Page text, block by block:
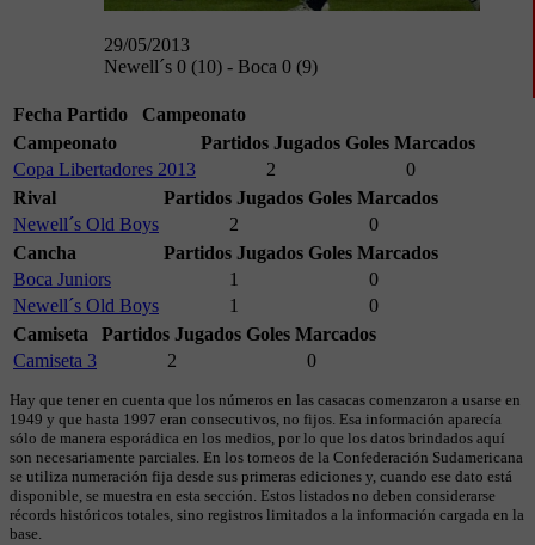
29/05/2013
Newell´s 0 (10) - Boca 0 (9)
Fecha Partido
Campeonato
Campeonato
Partidos Jugados Goles Marcados
Copa Libertadores 2013
2
0
Rival
Partidos Jugados Goles Marcados
Newell´s Old Boys
2
0
Cancha
Partidos Jugados Goles Marcados
Boca Juniors
1
0
Newell´s Old Boys
1
0
Camiseta
Partidos Jugados Goles Marcados
Camiseta 3
2 0
Hay que tener en cuenta que los números en las casacas comenzaron a usarse en
1949 y que hasta 1997 eran consecutivos, no fijos. Esa información aparecía
sólo de manera esporádica en los medios, por lo que los datos brindados aquí
son necesariamente parciales. En los torneos de la Confederación Sudamericana
se utiliza numeración fija desde sus primeras ediciones y, cuando ese dato está
disponible, se muestra en esta sección. Estos listados no deben considerarse
récords históricos totales, sino registros limitados a la información cargada en la
base.